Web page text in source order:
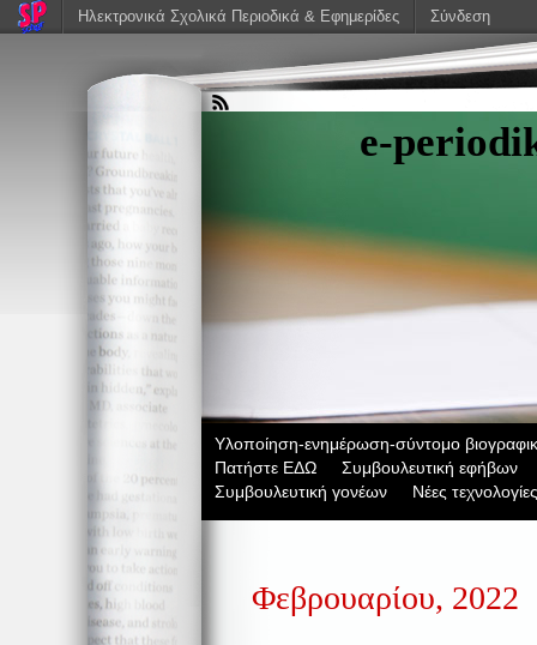
e-
Υλοποίηση-ενημέρωση-σύντομο
Πατήστε ΕΔΩ
Συμβουλευτική εφήβων
Συμβουλευτική γονέων
Νέες τεχνολογίες
Φεβρουαρίου, 2022
Ηλεκτρονικά Σχολικά Περιοδικά & Εφημερίδες Σύνδεση